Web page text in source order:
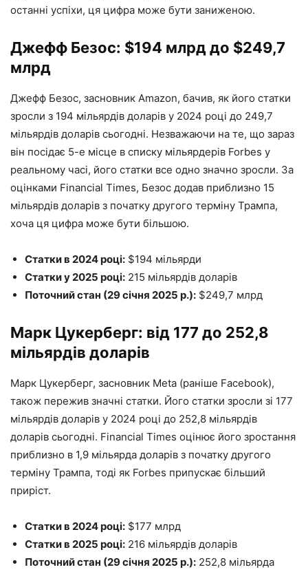
останні успіхи, ця цифра може бути заниженою.
Джефф Безос: $194 млрд до $249,7
млрд
Джефф Безос, засновник Amazon, бачив, як його статки
зросли з 194 мільярдів доларів у 2024 році до 249,7
мільярдів доларів сьогодні. Незважаючи на те, що зараз
він посідає 5-е місце в списку мільярдерів Forbes у
реальному часі, його статки все одно значно зросли. За
оцінками Financial Times, Безос додав приблизно 15
мільярдів доларів з початку другого терміну Трампа,
хоча ця цифра може бути більшою.
Статки в 2024 році: $194 мільярди
Статки у 2025 році: 215 мільярдів доларів
Поточний стан (29 січня 2025 р.): $249,7 млрд
Марк Цукерберг: від 177 до 252,8
мільярдів доларів
Марк Цукерберг, засновник Meta (раніше Facebook),
також пережив значні статки. Його статки зросли зі 177
мільярдів доларів у 2024 році до 252,8 мільярдів
доларів сьогодні. Financial Times оцінює його зростання
приблизно в 1,9 мільярда доларів з початку другого
терміну Трампа, тоді як Forbes припускає більший
приріст.
Статки в 2024 році: $177 млрд
Статки в 2025 році: 216 мільярдів доларів
Поточний стан (29 січня 2025 р.): 252,8 мільярда